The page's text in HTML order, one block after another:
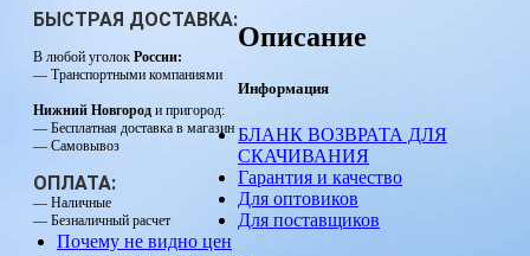
БЫСТРАЯ ДОСТАВКА:
В любой уголок России:
— Транспортными компаниями
Нижний Новгород и пригород:
— Бесплатная доставка в магазин
— Самовывоз
ОПЛАТА:
— Наличные
— Безналичный расчет
Описание
Информация
БЛАНК ВОЗВРАТА ДЛЯ
СКАЧИВАНИЯ
Гарантия и качество
Для оптовиков
Для поставщиков
Почему не видно цен